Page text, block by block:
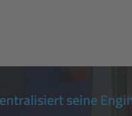
seine